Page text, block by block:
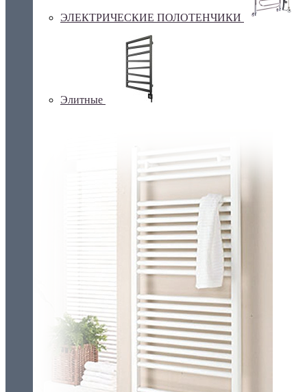
ЭЛЕКТРИЧЕСКИЕ ПОЛОТЕНЧИКИ
Элитные